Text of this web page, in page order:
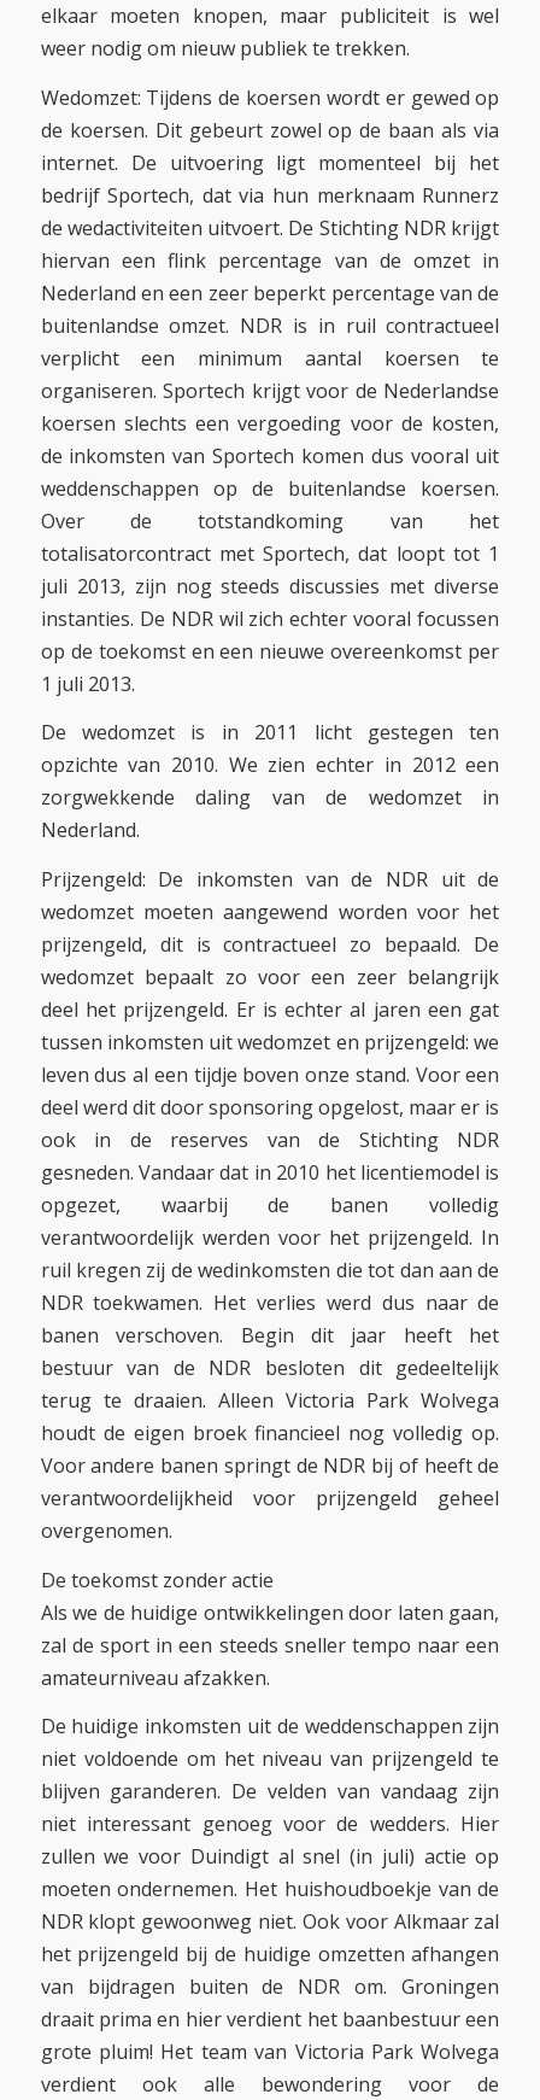
elkaar moeten knopen, maar publiciteit is wel
weer nodig om nieuw publiek te trekken.
Wedomzet: Tijdens de koersen wordt er gewed op
de koersen. Dit gebeurt zowel op de baan als via
internet. De uitvoering ligt momenteel bij het
bedrijf Sportech, dat via hun merknaam Runnerz
de wedactiviteiten uitvoert. De Stichting NDR krijgt
hiervan een flink percentage van de omzet in
Nederland en een zeer beperkt percentage van de
buitenlandse omzet. NDR is in ruil contractueel
verplicht een minimum aantal koersen te
organiseren. Sportech krijgt voor de Nederlandse
koersen slechts een vergoeding voor de kosten,
de inkomsten van Sportech komen dus vooral uit
weddenschappen op de buitenlandse koersen.
Over de totstandkoming van het
totalisatorcontract met Sportech, dat loopt tot 1
juli 2013, zijn nog steeds discussies met diverse
instanties. De NDR wil zich echter vooral focussen
op de toekomst en een nieuwe overeenkomst per
1 juli 2013.
De wedomzet is in 2011 licht gestegen ten
opzichte van 2010. We zien echter in 2012 een
zorgwekkende daling van de wedomzet in
Nederland.
Prijzengeld: De inkomsten van de NDR uit de
wedomzet moeten aangewend worden voor het
prijzengeld, dit is contractueel zo bepaald. De
wedomzet bepaalt zo voor een zeer belangrijk
deel het prijzengeld. Er is echter al jaren een gat
tussen inkomsten uit wedomzet en prijzengeld: we
leven dus al een tijdje boven onze stand. Voor een
deel werd dit door sponsoring opgelost, maar er is
ook in de reserves van de Stichting NDR
gesneden. Vandaar dat in 2010 het licentiemodel is
opgezet, waarbij de banen volledig
verantwoordelijk werden voor het prijzengeld. In
ruil kregen zij de wedinkomsten die tot dan aan de
NDR toekwamen. Het verlies werd dus naar de
banen verschoven. Begin dit jaar heeft het
bestuur van de NDR besloten dit gedeeltelijk
terug te draaien. Alleen Victoria Park Wolvega
houdt de eigen broek financieel nog volledig op.
Voor andere banen springt de NDR bij of heeft de
verantwoordelijkheid voor prijzengeld geheel
overgenomen.
De toekomst zonder actie
Als we de huidige ontwikkelingen door laten gaan,
zal de sport in een steeds sneller tempo naar een
amateurniveau afzakken.
De huidige inkomsten uit de weddenschappen zijn
niet voldoende om het niveau van prijzengeld te
blijven garanderen. De velden van vandaag zijn
niet interessant genoeg voor de wedders. Hier
zullen we voor Duindigt al snel (in juli) actie op
moeten ondernemen. Het huishoudboekje van de
NDR klopt gewoonweg niet. Ook voor Alkmaar zal
het prijzengeld bij de huidige omzetten afhangen
van bijdragen buiten de NDR om. Groningen
draait prima en hier verdient het baanbestuur een
grote pluim! Het team van Victoria Park Wolvega
verdient ook alle bewondering voor de